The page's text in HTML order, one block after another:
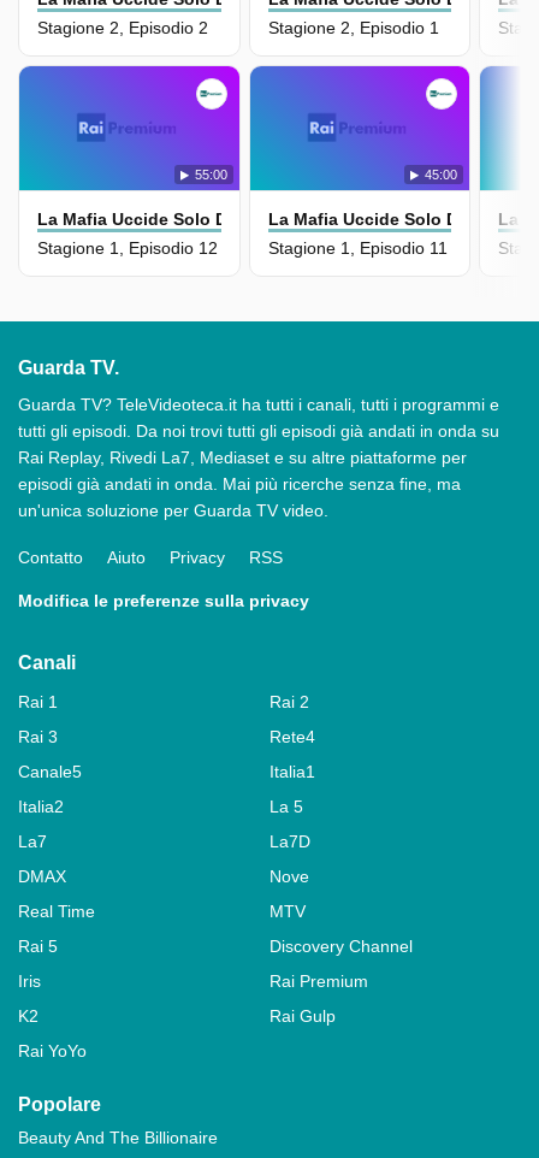
Stagione 2, Episodio 2
Stagione 2, Episodio 1
55:00
La Mafia Uccide Solo D'estate - La Serie
Stagione 1, Episodio 12
45:00
La Mafia Uccide Solo D'estate -
Stagione 1, Episodio 11
La
Guarda TV.
Guarda TV? TeleVideoteca.it ha tutti i canali, tutti i programmi e
tutti gli episodi. Da noi trovi tutti gli episodi già andati in onda su
Rai Replay, Rivedi La7, Mediaset e su altre piattaforme per
episodi già andati in onda. Mai più ricerche senza fine, ma
un'unica soluzione per Guarda TV video.
Contatto Aiuto Privacy RSS
Modifica le preferenze sulla privacy
Canali
Rai 1
Rai 2
Rai 3
Rete4
Canale5
Italia1
Italia2
La 5
La7
La7D
DMAX
Nove
Real Time
MTV
Rai 5
Discovery Channel
Iris
Rai Premium
K2
Rai Gulp
Rai YoYo
Popolare
Beauty And The Billionaire